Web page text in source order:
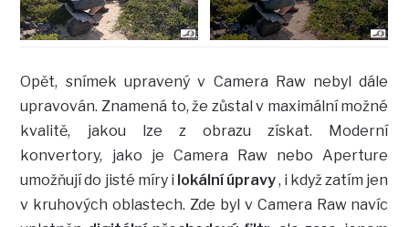
Opět, snímek upravený v Camera Raw nebyl dále
upravován. Znamená to, že zůstal v maximální možné
kvalitě, jakou lze z obrazu získat. Moderní
konvertory, jako je Camera Raw nebo Aperture
umožňují do jisté míry i lokální úpravy, i když zatím jen
v kruhových oblastech. Zde byl v Camera Raw navíc